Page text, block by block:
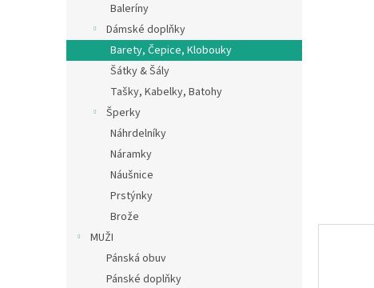
n
e
Baleríny
Dámské doplňky
Barety, Čepice, Klobouky
Šátky & Šály
Tašky, Kabelky, Batohy
Šperky
Náhrdelníky
Náramky
Náušnice
Prstýnky
Brože
MUŽI
Pánská obuv
Pánské doplňky